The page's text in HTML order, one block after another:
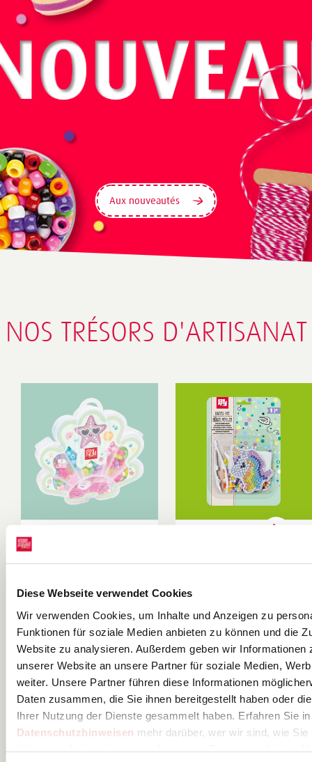
Diese Webseite verwendet Cookies
Wir verwenden Cookies, um Inhalte und Anzeigen zu
Funktionen für soziale Medien anbieten zu können und die
Website zu analysieren. Außerdem geben wir Informationen
unserer Website an unsere Partner für soziale Medien,
weiter. Unsere Partner führen diese Informationen
Daten zusammen, die Sie ihnen bereitgestellt haben oder
Ihrer Nutzung der Dienste gesammelt haben. Erfahren Sie
Datenschutzhinweisen mehr darüber, wer wir sind, wie
Aux nouveautés
NOS TRÉSORS D'ARTISANAT
« Seashell » |
mm,
multicolore,
pastel, 40 g
Licorne » Perles
150×220×20
mm, coloré
Afficher tous les produits